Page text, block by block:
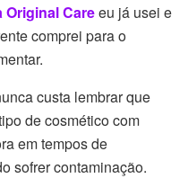
Original Careeu já usei e
comprei para o
custa lembrar que
de cosmético com
em tempos de
sofrer contaminação.